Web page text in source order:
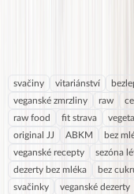
svačiny vitariánství
veganské zmrzliny
raw
raw food
fit strava
original JJ
ABKM bez
veganské recepty
sezóna
dezerty bez mléka
bez
svačinky
veganské dezerty